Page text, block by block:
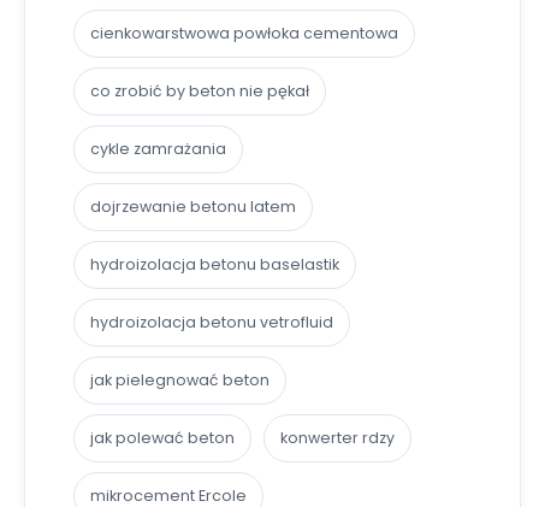
cienkowarstwowa powłoka cementowa
co zrobić by beton nie pękał
cykle zamrażania
dojrzewanie betonu latem
hydroizolacja betonu baselastik
hydroizolacja betonu vetrofluid
jak pielegnować beton
jak polewać beton konwerter rdzy
mikrocement Ercole